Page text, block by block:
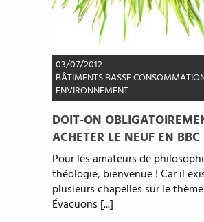
03/07/2012
BÂTIMENTS BASSE
ENVIRONNEMENT
DOIT-ON
ACHETER LE NEUF EN BBC
Pour les amateurs de
théologie, bienvenue ! Car il
plusieurs chapelles sur le
Évacuons [...]